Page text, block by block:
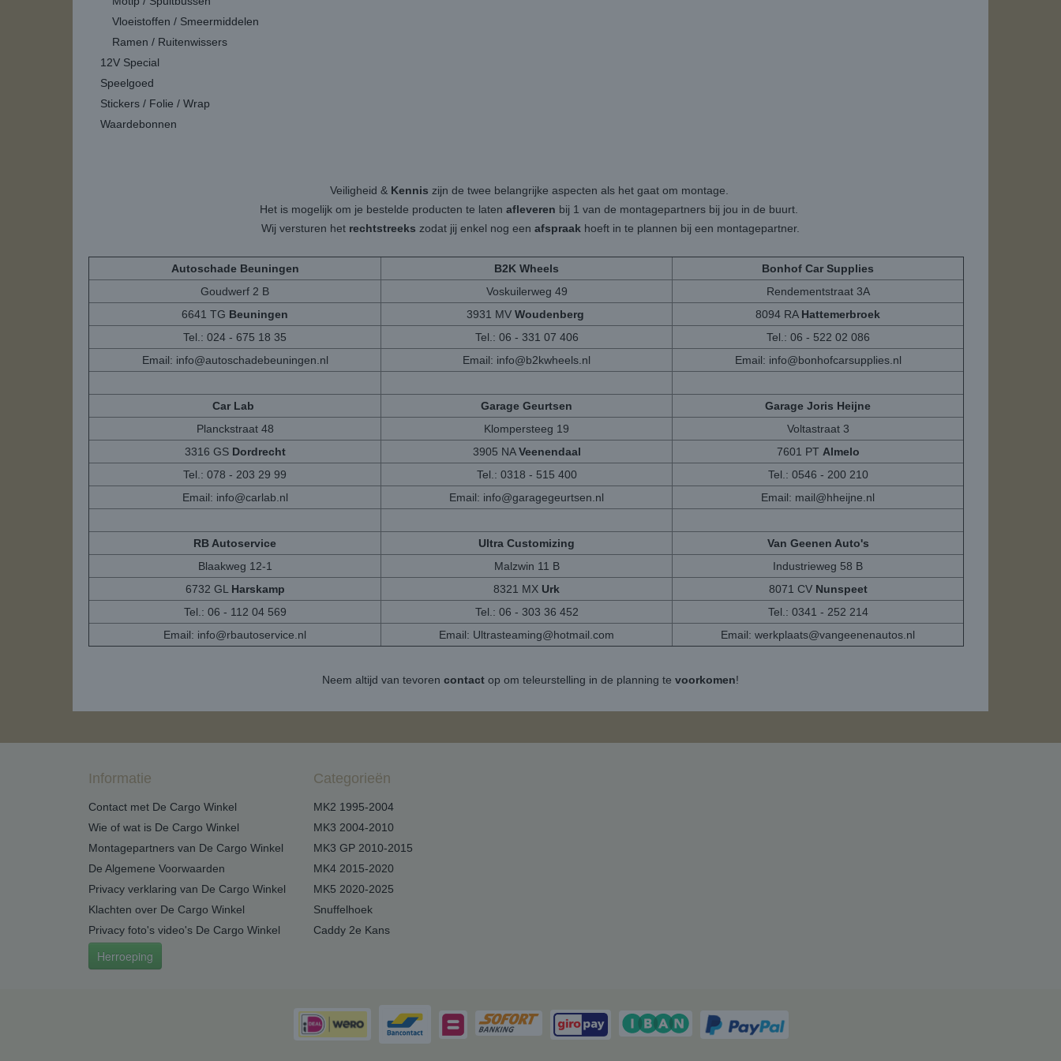
Vloeistoffen / Smeermiddelen
Ramen / Ruitenwissers
12V Special
Speelgoed
Stickers / Folie / Wrap
Waardebonnen
Veiligheid & Kennis zijn de twee belangrijke aspecten als het gaat om montage.
Het is mogelijk om je bestelde producten te laten afleveren bij 1 van de montagepartners bij jou in de buurt.
Wij versturen het rechtstreeks zodat jij enkel nog een afspraak hoeft in te plannen bij een montagepartner.
Autoschade Beuningen B2K Wheels
Bonhof Car Supplies
Goudwerf 2 B
Voskuilerweg 49
Rendementstraat 3A
6641 TG Beuningen 3931 MV Woudenberg 8094 RA Hattemerbroek
Tel.: 024 - 675 18 35
Tel.: 06 - 331 07 406
Tel.: 06 - 522 02 086
Email: info@autoschadebeuningen.nl Email: info@b2kwheels.nl Email: info@bonhofcarsupplies.nl
Car Lab Garage Geurtsen
Garage Joris Heijne
Planckstraat 48
Klompersteeg 19
Voltastraat 3
3316 GS Dordrecht 3905 NAVeenendaal 7601 PT Almelo
Tel.: 078 - 203 29 99
Tel.: 0318 - 515 400
Tel.: 0546 - 200 210
Email: info@carlab.nl Email: info@garagegeurtsen.nl Email: mail@hheijne.nl
RB Autoservice Ultra Customizing
Van Geenen Auto's
Blaakweg 12-1
Malzwin 11 B
Industrieweg 58 B
6732 GL Harskamp 8321 MX Urk 8071 CV Nunspeet
Tel.: 06 - 112 04 569
Tel.: 06 - 303 36 452
Tel.: 0341 - 252 214
Email: info@rbautoservice.nl Email: Ultrasteaming@hotmail.com Email: werkplaats@vangeenenautos.nl
Neem altijd van tevoren contact op om teleurstelling in de planning te voorkomen!
Informatie
Contact met De Cargo Winkel
Wie of wat is De Cargo Winkel
Montagepartners van De Cargo Winkel
De Algemene Voorwaarden
Privacy verklaring van De Cargo Winkel
Klachten over De Cargo Winkel
Privacy foto's video's De Cargo Winkel
Herroeping
Categorieën
MK2 1995-2004
MK3 2004-2010
MK3 GP 2010-2015
MK4 2015-2020
MK5 2020-2025
Snuffelhoek
Caddy 2e Kans